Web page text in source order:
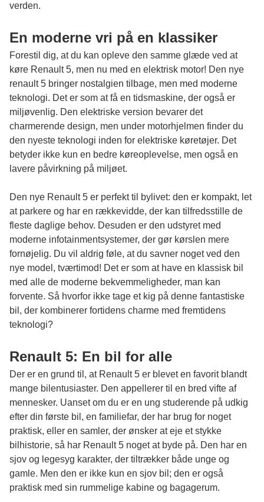
verden.
En moderne vri på en klassiker
Forestil dig, at du kan opleve den samme glæde ved at
køre Renault 5, men nu med en elektrisk motor! Den nye
renault 5 bringer nostalgien tilbage, men med moderne
teknologi. Det er som at få en tidsmaskine, der også er
miljøvenlig. Den elektriske version bevarer det
charmerende design, men under motorhjelmen finder du
den nyeste teknologi inden for elektriske køretøjer. Det
betyder ikke kun en bedre køreoplevelse, men også en
lavere påvirkning på miljøet.
Den nye Renault 5 er perfekt til bylivet: den er kompakt, let
at parkere og har en rækkevidde, der kan tilfredsstille de
fleste daglige behov. Desuden er den udstyret med
moderne infotainmentsystemer, der gør kørslen mere
fornøjelig. Du vil aldrig føle, at du savner noget ved den
nye model, tværtimod! Det er som at have en klassisk bil
med alle de moderne bekvemmeligheder, man kan
forvente. Så hvorfor ikke tage et kig på denne fantastiske
bil, der kombinerer fortidens charme med fremtidens
teknologi?
Renault 5: En bil for alle
Der er en grund til, at Renault 5 er blevet en favorit blandt
mange bilentusiaster. Den appellerer til en bred vifte af
mennesker. Uanset om du er en ung studerende på udkig
efter din første bil, en familiefar, der har brug for noget
praktisk, eller en samler, der ønsker at eje et stykke
bilhistorie, så har Renault 5 noget at byde på. Den har en
sjov og legesyg karakter, der tiltrækker både unge og
gamle. Men den er ikke kun en sjov bil; den er også
praktisk med sin rummelige kabine og bagagerum.